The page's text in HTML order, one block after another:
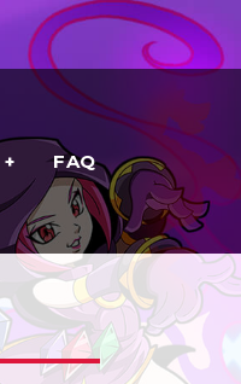
FAQ